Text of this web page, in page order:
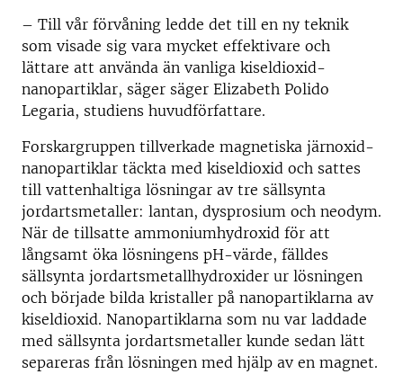
– Till vår förvåning ledde det till en ny teknik
som visade sig vara mycket effektivare och
lättare att använda än vanliga kiseldioxid-
nanopartiklar, säger säger Elizabeth Polido
Legaria, studiens huvudförfattare.
Forskargruppen tillverkade magnetiska järnoxid-
nanopartiklar täckta med kiseldioxid och sattes
till vattenhaltiga lösningar av tre sällsynta
jordartsmetaller: lantan, dysprosium och neodym.
När de tillsatte ammoniumhydroxid för att
långsamt öka lösningens pH-värde, fälldes
sällsynta jordartsmetallhydroxider ur lösningen
och började bilda kristaller på nanopartiklarna av
kiseldioxid. Nanopartiklarna som nu var laddade
med sällsynta jordartsmetaller kunde sedan lätt
separeras från lösningen med hjälp av en magnet.